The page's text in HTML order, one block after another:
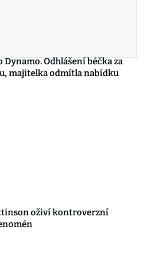
Dynamo. Odhlášení béčka za
majitelka odmítla nabídku
oživí kontroverzní